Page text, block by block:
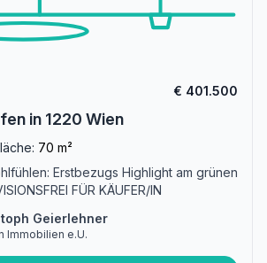
€ 401.500
in 1220 Wien
70 m²
Erstbezugs Highlight am grünen
FÜR KÄUFER/IN
Geierlehner
Immobilien e.U.